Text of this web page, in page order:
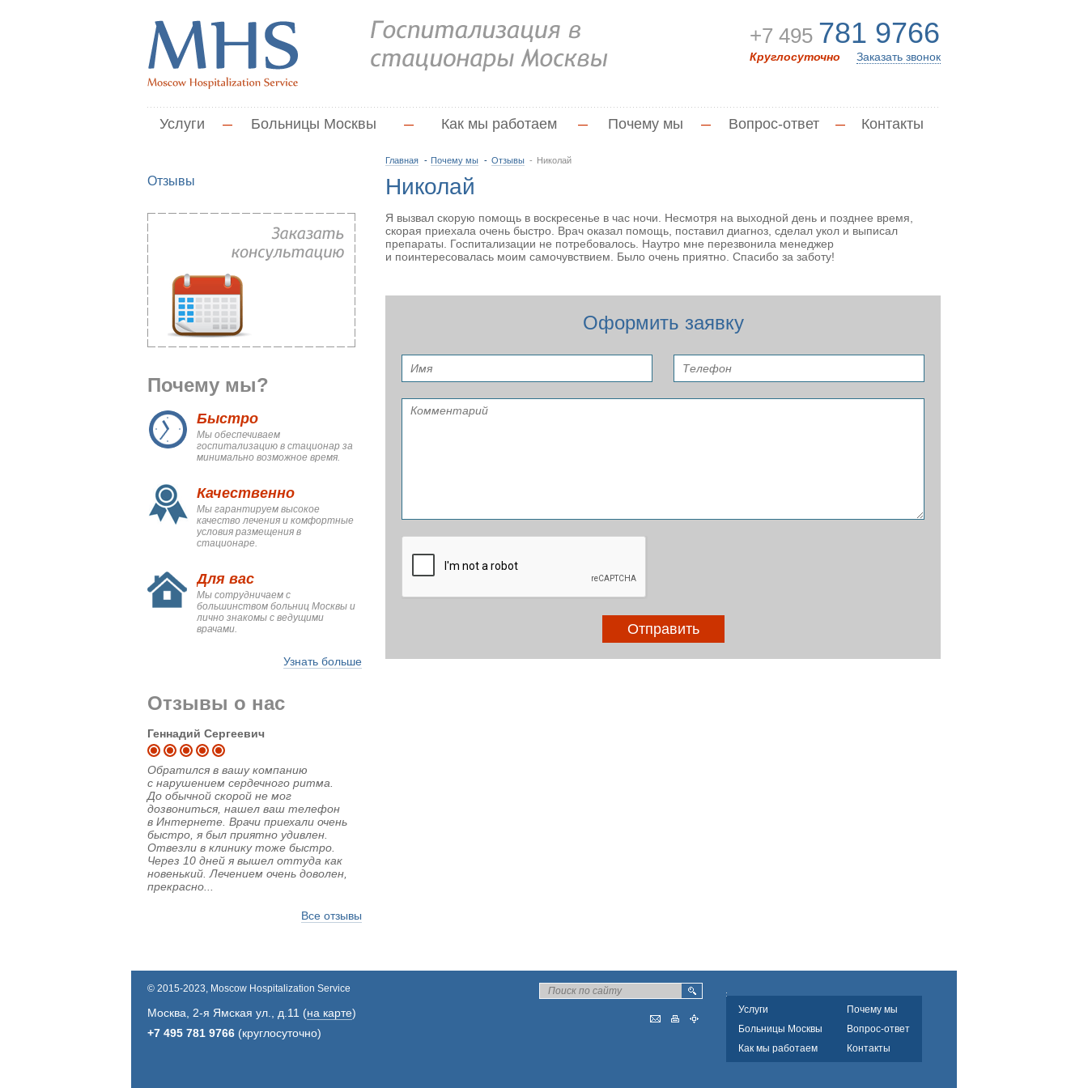
+7 495 781 9766
Круглосуточно Заказать звонок
Услуги — Больницы Москвы — Как мы работаем — Почему мы — Вопрос-ответ — Контакты
Главная Почему мы Отзывы Николай
Николай
Я вызвал скорую помощь в воскресенье в час ночи. Несмотря на выходной день и позднее время,
скорая приехала очень быстро. Врач оказал помощь, поставил диагноз, сделал укол и выписал
препараты. Госпитализации не потребовалось. Наутро мне перезвонила менеджер
и поинтересовалась моим самочувствием. Было очень приятно. Спасибо за заботу!
Оформить заявку
Отправить
Отзывы
Почему мы?
Быстро
Мы обеспечиваем
госпитализацию в стационар за
минимально возможное время.
Качественно
Мы гарантируем высокое
качество лечения и комфортные
условия размещения в
стационаре.
Для вас
Мы сотрудничаем с
большинством больниц Москвы и
лично знакомы с ведущими
врачами.
Узнать больше
Отзывы о нас
Геннадий Сергеевич
Обратился в вашу компанию
с нарушением сердечного ритма.
До обычной скорой не мог
дозвониться, нашел ваш телефон
в Интернете. Врачи приехали очень
быстро, я был приятно удивлен.
Отвезли в клинику тоже быстро.
Через 10 дней я вышел оттуда как
новенький. Лечением очень доволен,
прекрасно...
Все отзывы
© 2015-2023, Moscow Hospitalization Service
Москва 2-я Ямская ул., д.11 (на карте)
+7 495 781 9766 (круглосуточно)
Услуги
Больницы Москвы
Как мы работаем
Почему мы
Вопрос-ответ
Контакты